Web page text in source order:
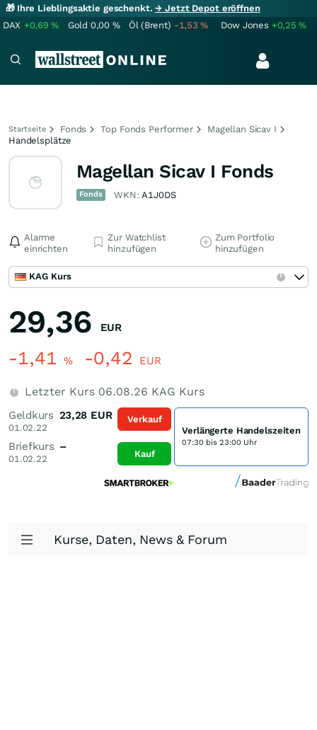
🎁 Ihre Lieblingsaktie geschenkt.→ Jetzt Depot eröffnen
DAX +0,69% Gold 0,00 % Öl (Brent) -1,53% Dow Jones +0,25%
Startseite Fonds Top Fonds Performer
Magellan Sicav I
Handelsplätze
Magellan Sicav I Fonds
Fonds WKN:A1J0DS
Alarme
einrichten
Zur Watchlist
hinzufügen
Zum Portfolio
hinzufügen
KAG Kurs
29,36 EUR
-1,41 % -0,42 EUR
Letzter Kurs 06.08.26 KAG Kurs
Geldkurs
01.02.22
23,28 EUR
Briefkurs
01.02.22
–
Verkauf
Kauf
Verlängerte Handelszeiten
07:30 bis 23:00 Uhr
Kurse, Daten, News & Forum